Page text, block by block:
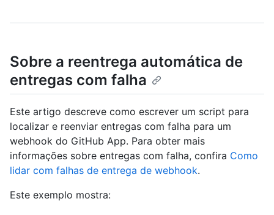
Sobre a reentrega automática de
entregas com falha
Este artigo descreve como escrever um script para
localizar e reenviar entregas com falha para um
webhook do GitHub App. Para obter mais
informações sobre entregas com falha, confira Como
lidar com falhas de entrega de webhook.
Este exemplo mostra: